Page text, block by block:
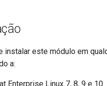
instalar este módulo em
a:
Enterprise Linux 7, 8, 9 e 10